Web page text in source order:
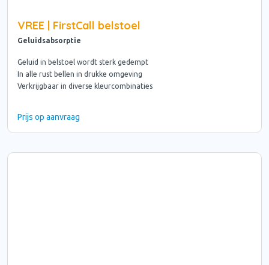
VREE | FirstCall belstoel
Geluidsabsorptie
Geluid in belstoel wordt sterk gedempt
In alle rust bellen in drukke omgeving
Verkrijgbaar in diverse kleurcombinaties
Prijs op aanvraag